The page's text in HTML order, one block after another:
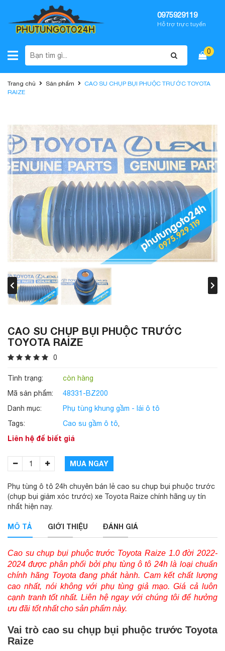
0975929119
Hỗ trợ trực tuyến
0
Trang chủ Sản phẩm
CAO SU CHỤP BỤI PHUỘC TRƯỚC TOYOTA
RAIZE
CAO SU CHỤP BỤI PHUỘC TRƯỚC
TOYOTA RAIZE
0
Tình trạng:
còn hàng
Mã sản phẩm:
48331-BZ200
Danh mục:
Phụ tùng khung gầm - lái ô tô
Tags:
Cao su gầm ô tô,
Liên hệ để biết giá
MUA NGAY
Phụ tùng ô tô 24h chuyên bán lẻ cao su chụp bụi phuộc trước
(chụp bụi giảm xóc trước) xe Toyota Raize chính hãng uy tín
nhất hiện nay.
MÔ TẢ GIỚI THIỆU ĐÁNH GIÁ
Cao su chụp bụi phuộc trước Toyota Raize 1.0 đời 2022-
2024 được phân phối bởi phụ tùng ô tô 24h là loại chuẩn
chính hãng Toyota đang phát hành. Cam kết chất lượng
cao nhất, nói không với phụ tùng giả mạo. Giá cả luôn
cạnh tranh tốt nhất. Liên hệ ngay với chúng tôi để hưởng
ưu đãi tốt nhất cho sản phẩm này.
Vai trò cao su chụp bụi phuộc trước Toyota
Raize